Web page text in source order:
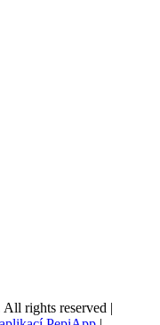
rights reserved |